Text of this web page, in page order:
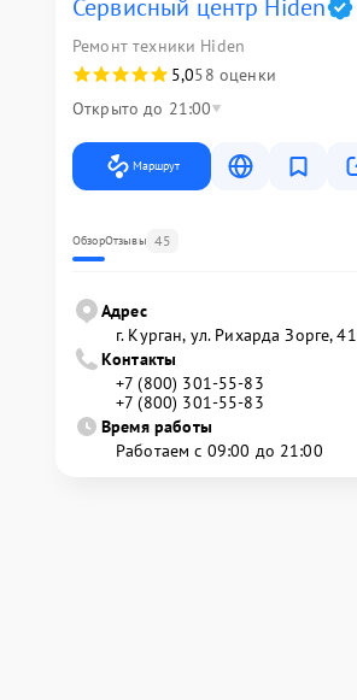
Сервисный центр Hiden
Ремонт техники Hiden
5,058 оценки
Открыто до 21:00
Маршрут
ОбзорОтзывы 45
Адрес
г. Курган, ул. Рихарда Зорге, 41
Контакты
+7 (800) 301-55-83
+7 (800) 301-55-83
Время работы
Работаем с 09:00 до 21:00